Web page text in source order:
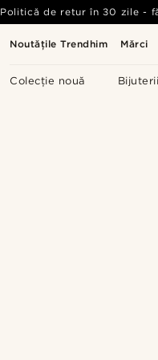
Noutățile Trendhim Mărci
Colecție nouă
Politică de retur în 30 zile -